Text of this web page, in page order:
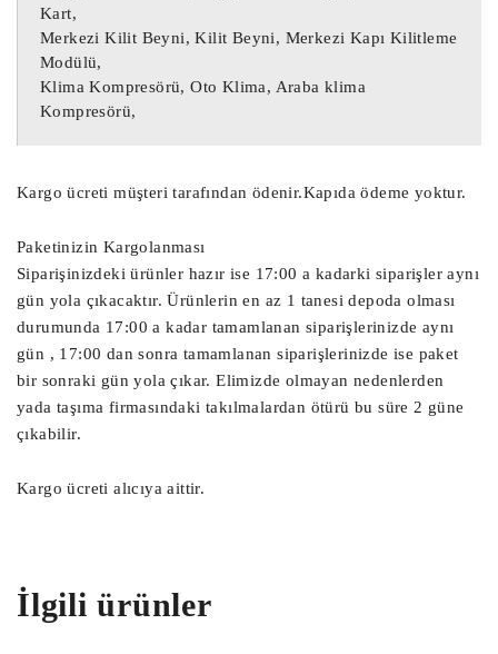
Şanzıman Beyni, Otomatik Şanzıman Beyni,
Çıkma Otomatik Şanzıman Beyni, Çıkma
Şanzıman Beyni,
Airbag Beyni, Çıkma Airbag Beyni, Çıkma
Park Fren Beyni, PDC Beyni, Çıkma Park
Çıkma Motor Beyni, Çıkma Motor Beyini,
Motor Beyni,
Ağır Vasıta Motor Beyni, Kamyon Motor
Beyni,
Yat Motor Beyni, TIR Motor Beyni,
Kapı Beyni,
Start Stop Beyni, Akü Start Stop Beyni,
Sanruf Motoru, Sanruf Beyni, Açılır
Kart,
Merkezi Kilit Beyni, Kilit Beyni, Merkezi Kapı Kilitleme
Modülü,
Klima Kompresörü, Oto Klima, Araba klima
Kompresörü,
Kargo ücreti müşteri tarafından ödenir.Kapıda ödeme yoktur.
Paketinizin Kargolanması
Siparişinizdeki ürünler hazır ise 17:00 a kadarki siparişler aynı
gün yola çıkacaktır. Ürünlerin en az 1 tanesi depoda olması
durumunda 17:00 a kadar tamamlanan siparişlerinizde aynı
gün , 17:00 dan sonra tamamlanan siparişlerinizde ise paket
bir sonraki gün yola çıkar. Elimizde olmayan nedenlerden
yada taşıma firmasındaki takılmalardan ötürü bu süre 2 güne
çıkabilir.
Kargo ücreti alıcıya aittir.
İlgili ürünler